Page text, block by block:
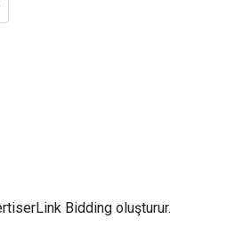
Bidding oluşturur.